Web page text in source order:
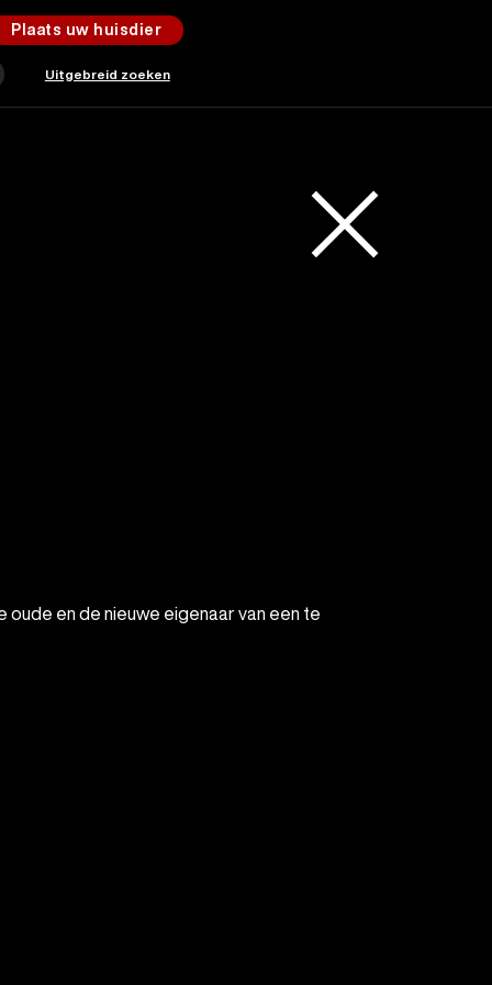
Plaats uw huisdier
Uitgebreid zoeken